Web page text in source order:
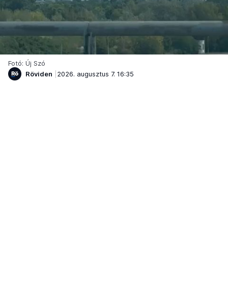
Fotó: Új Szó
Röviden
2026. augusztus 7. 16:35